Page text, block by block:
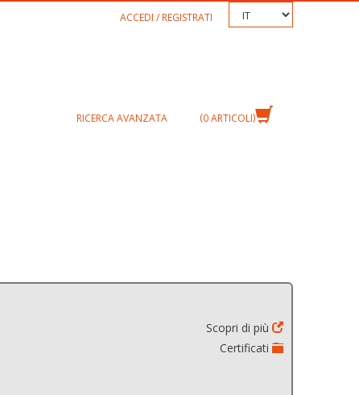
ACCEDI / REGISTRATI
RICERCA AVANZATA 0ARTICOLI
Scopri di più
Certificati